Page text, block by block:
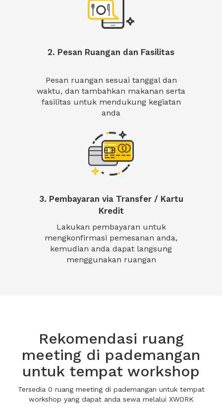
2. Pesan Ruangan dan Fasilitas
Pesan ruangan sesuai tanggal dan
waktu, dan tambahkan makanan serta
fasilitas untuk mendukung kegiatan
anda
3. Pembayaran via Transfer / Kartu
Kredit
Lakukan pembayaran untuk
mengkonfirmasi pemesanan anda,
kemudian anda dapat langsung
menggunakan ruangan
Rekomendasi ruang
meeting di pademangan
untuk tempat workshop
Tersedia 0 ruang meeting di pademangan untuk tempat
workshop yang dapat anda sewa melalui XWORK